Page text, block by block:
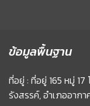
ข้อมูลพื้นฐาน
ที่อยู่ : ที่อยู่ 165 หมู่
รังสรรค์, อำเภออาก